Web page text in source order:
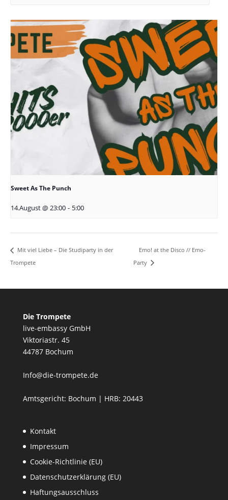
Sweet As The Punch
14.August @ 23:00 - 5:00
Mit viel Liebe – Die Studiparty in der
Trompete
Emo! at the Disco // Emo-
Party
Die Trompete
live-embassy GmbH
Viktoriastr. 45
44787 Bochum
Info@die-trompete.de
Amtsgericht: Bochum | HRB: 20443
Kontakt
Impressum
Cookie-Richtlinie (EU)
Datenschutzerklärung (EU)
Haftungsausschluss